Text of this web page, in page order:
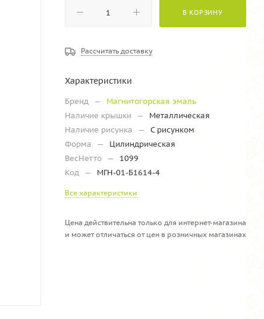
В КОРЗИНУ
Рассчитать доставку
Характеристики
Бренд —
Магнитогорская эмаль
Наличие крышки
—
Металлическая
Наличие рисунка
—
С рисунком
Форма
—
Цилиндрическая
ВесНетто —
1099
Код — МГН-01-Б1614-4
Все характеристики
Цена действительна только для интернет-магазина
и может отличаться от цен в розничных магазинах